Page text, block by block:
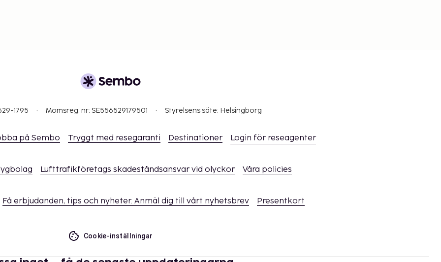
1795 Momsreg. nr: SE556529179501 Styrelsens säte: Helsingborg
på Sembo Tryggt med resegaranti Destinationer Login för reseagenter
Lufttrafikföretags skadeståndsansvar vid olyckor Våra policies
Få erbjudanden, tips och nyheter. Anmäl dig till vårt nyhetsbrev Presentkort
Cookie-inställningar